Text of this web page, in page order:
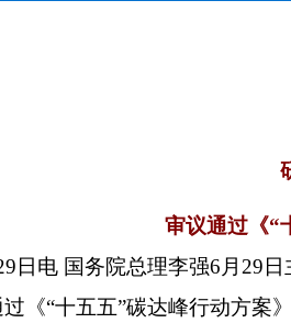
审议通过《“
日电 国务院总理李强6月29
《“十五五”碳达峰行动方案